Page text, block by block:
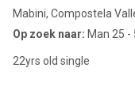
Mabini, Compostela
Op zoek naar: Man 25 -
22yrs old single